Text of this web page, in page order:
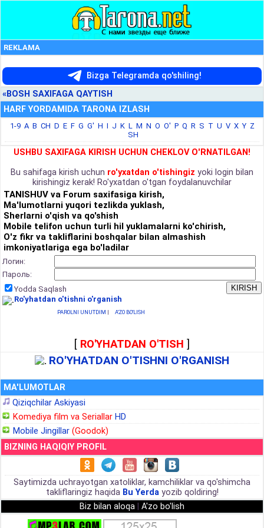
REKLAMA
Bizga Telegramda qo'shiling!
«BOSH SAXIFAGA QAYTISH
HARF YORDAMIDA TARONA IZLASH
1-9 A B CH D E F G G' H I J K L M N O O' P Q R S T U V X Y Z
SH
USHBU SAXIFAGA KIRISH UCHUN CHEKLOV O'RNATILGAN!
Bu sahifaga kirish uchun ro'yxatdan o'tishingiz yoki login bilan
kirishingiz kerak! Ro'yxatdan o'tgan foydalanuvchilar
TANISHUV va Forum saxifasiga kirish,
Ma'lumotlarni yuqori tezlikda yuklash,
Sherlarni o'qish va qo'shish
Mobile telifon uchun turli hil yuklamalarni ko'chirish,
O'z fikr va takliflarini boshqalar bilan almashish
imkoniyatlariga ega bo'ladilar
Логин:
Пароль:
Yodda Saqlash
Ro'yhatdan o'tishni o'rganish
PAROLNI UNUTDIM | A'ZO BO'LISH
[ RO'YHATDAN O'TISH ]
RO'YHATDAN O'TISHNI O'RGANISH
MA'LUMOTLAR
Qiziqchilar Askiyasi
Komediya film va Seriallar HD
Mobile Jingillar (Goodok)
BIZNING HAQIQIY PROFIL
Saytimizda uchrayotgan xatoliklar, kamchiliklar va qo'shimcha
takliflaringiz haqida Bu Yerdayozib qoldiring!
Biz bilan aloqa
A'zo bo'lish